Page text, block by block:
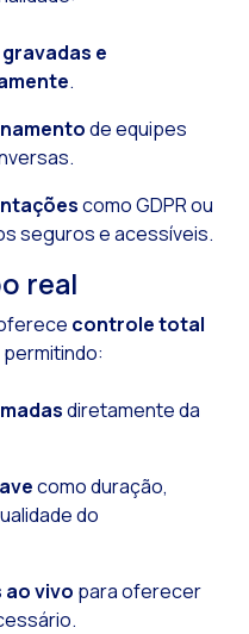
Tornar os fluxos
Pesquisa de
Recapitulando a
​​Catálogo
Somos Business
Aumentando a
gravadas e
.
de equipes
como GDPR ou
seguros e acessíveis.
real
controle total
permitindo:
diretamente da
como duração,
do
vivo para oferecer